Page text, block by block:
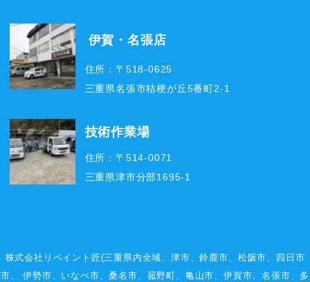
伊賀・名張店
住所：〒518-0625
三重県名張市桔梗が丘5番町2-1
技術作業場
住所：〒514-0071
三重県津市分部1695-1
株式会社リペイント匠(三重県内全域、津市、鈴鹿市、 松阪市、 四日市
市、 伊勢市、いなべ市、桑名市、菰野町、 亀山市、伊賀市、名張市、多